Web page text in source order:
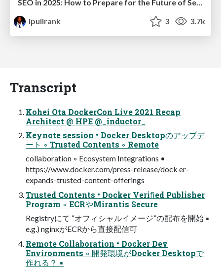
ipullrank
3 3.7k
Transcript
Kohei Ota DockerCon Live 2021 Recap
Architect @ HPE @_inductor_
Keynote session • Docker Desktopのアップデ
ート ◦ Trusted Contents ◦ Remote
collaboration ◦ Ecosystem Integrations •
https://www.docker.com/press-release/dock er-
expands-trusted-content-offerings
Trusted Contents • Docker Veriﬁed Publisher
Program ◦ ECRやMirantis Secure
Registryにて “オフィシャルイメージ”の配布を開始 ▪
e.g.) nginxがECRから直接配信可
Remote Collaboration • Docker Dev
Environments ◦ 開発環境がDocker Desktopで
作れる？ ▪